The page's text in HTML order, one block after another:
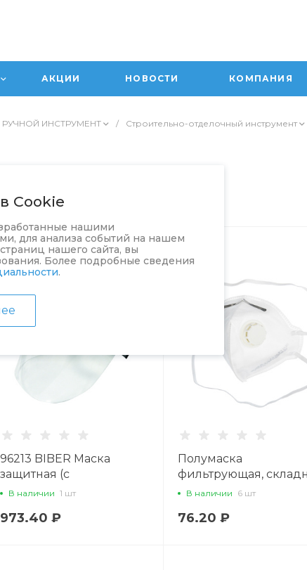
АКЦИИ НОВОСТИ КОМПАНИЯ
РУЧНОЙ ИНСТРУМЕНТ / Строительно-отделочный инструмент
Cookie
нашими
для анализа событий на нашем
нашего сайта, вы
Более подробные сведения
.
96213 BIBER Маска
защитная (с
регулятором размера)
В наличии 1 шт
973.40 ₽
Полумаска
фильтрующая,
c клапаном FFP1
В наличии 6 шт
76.20 ₽